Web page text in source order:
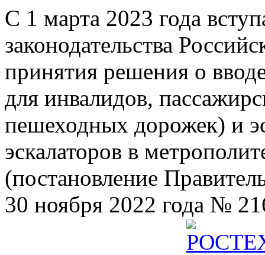
С 1 марта 2023 года
законодательства
принятия решения о
для инвалидов,
пешеходных дорожек) и
эскалаторов в
(постановление
30 ноября 2022 года №